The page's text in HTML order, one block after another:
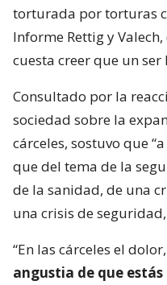
torturada por torturas
Informe Rettig y
cuesta creer que un
Consultado por la
sociedad sobre la
cárceles, sostuvo que
que del tema de la
de la sanidad, de una
una crisis de
“En las cárceles el
angustia de que